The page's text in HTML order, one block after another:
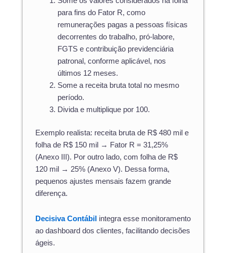
para fins do Fator R, como
remunerações pagas a pessoas físicas
decorrentes do trabalho, pró-labore,
FGTS e contribuição previdenciária
patronal, conforme aplicável, nos
últimos 12 meses.
Some a receita bruta total no mesmo
período.
Divida e multiplique por 100.
Exemplo realista: receita bruta de R$ 480 mil e
folha de R$ 150 mil → Fator R = 31,25%
(Anexo III). Por outro lado, com folha de R$
120 mil → 25% (Anexo V). Dessa forma,
pequenos ajustes mensais fazem grande
diferença.
Decisiva Contábil integra esse monitoramento
ao dashboard dos clientes, facilitando decisões
ágeis.